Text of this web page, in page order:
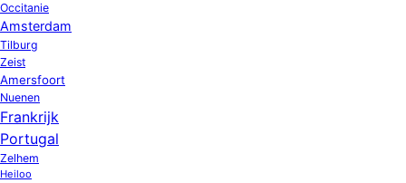
Occitanie
Amsterdam
Tilburg
Zeist
Amersfoort
Nuenen
Frankrijk
Portugal
Zelhem
Heiloo